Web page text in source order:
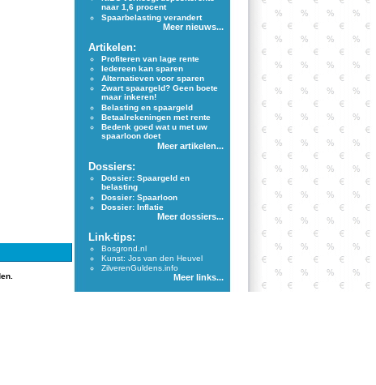
naar 1,6 procent
Spaarbelasting verandert
Meer nieuws...
Artikelen:
Profiteren van lage rente
Iedereen kan sparen
Alternatieven voor sparen
Zwart spaargeld? Geen boete
maar inkeren!
Belasting en spaargeld
Betaalrekeningen met rente
Bedenk goed wat u met uw
spaarloon doet
Meer artikelen...
Dossiers:
Dossier: Spaargeld en
belasting
Dossier: Spaarloon
Dossier: Inflatie
Meer dossiers...
Link-tips:
Bosgrond.nl
Kunst: Jos van den Heuvel
ZilverenGuldens.info
Meer links...